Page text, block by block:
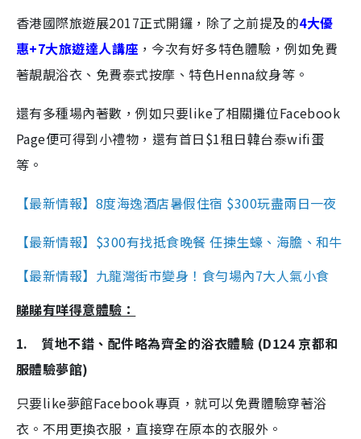
香港國際旅遊展2017正式開鑼，除了之前提及的4大優
惠+7大旅遊達人講座 ，今次有好多特色體驗，例如免費
著靚靚浴衣、免費泰式按摩、特色Henna紋身等。
還有多種場內著數，例如只要like了相關攤位Facebook
Page便可得到小禮物，還有首日$1租日韓台泰wifi蛋
等。
【最新情報】8度海逸酒店暑假住宿 $300玩盡兩日一夜
【最新情報】$300有找抵食晚餐 任揀生蠔、海膽、和牛
【最新情報】九龍灣街市變身！食勻場內7大人氣小食
睇睇有咩得意體驗：
1. 質地不錯、配件略為齊全的浴衣體驗 (D124 京都和
服體驗夢館)
只要like夢館Facebook專頁，就可以免費體驗穿著浴
衣。不用更換衣服，直接穿在原本的衣服外。